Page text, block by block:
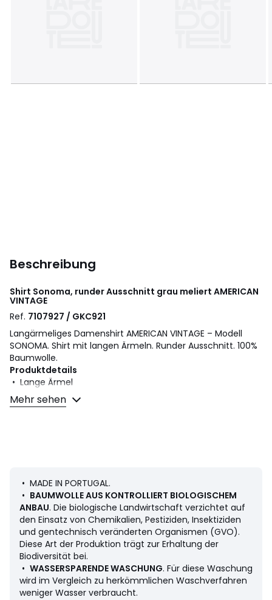
Beschreibung
Shirt Sonoma, runder Ausschnitt grau meliert AMERICAN
VINTAGE
Ref. 7107927 / GKC921
Langärmeliges Damenshirt AMERICAN VINTAGE – Modell
SONOMA. Shirt mit langen Ärmeln. Runder Ausschnitt. 100%
Baumwolle.
Produktdetails
• Lange Ärmel
• Runder Ausschnitt
Farbe : Grau Meliert
Grösse S, M, L
Mehr sehen
• MADE IN PORTUGAL.
• BAUMWOLLE AUS KONTROLLIERT BIOLOGISCHEM
ANBAU. Die biologische Landwirtschaft verzichtet auf
den Einsatz von Chemikalien, Pestiziden, Insektiziden
und gentechnisch veränderten Organismen (GVO).
Diese Art der Produktion trägt zur Erhaltung der
Biodiversität bei.
• WASSERSPARENDE WASCHUNG. Für diese Waschung
wird im Vergleich zu herkömmlichen Waschverfahren
weniger Wasser verbraucht.